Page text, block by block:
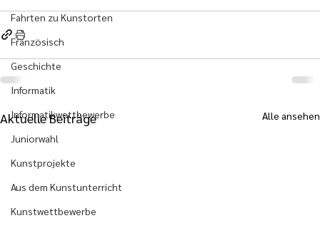
Fahrten zu Kunstorten
Französisch
Geschichte
Informatik
Informatikwettbewerbe
Juniorwahl
Kunstprojekte
Aus dem Kunstunterricht
Kunstwettbewerbe
Aktuelle Beiträge Alle ansehen